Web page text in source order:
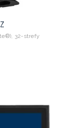
32-strefy